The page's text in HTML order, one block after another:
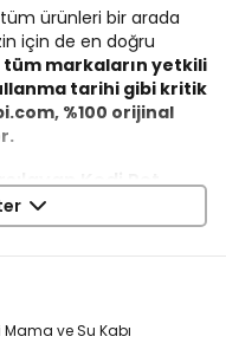
tüm ürünleri bir arada
için de en doğru
tüm markaların yetkili
tarihi gibi kritik
%100 orijinal
Kedi Pet
şampuanları
Mama ve Su Kabı